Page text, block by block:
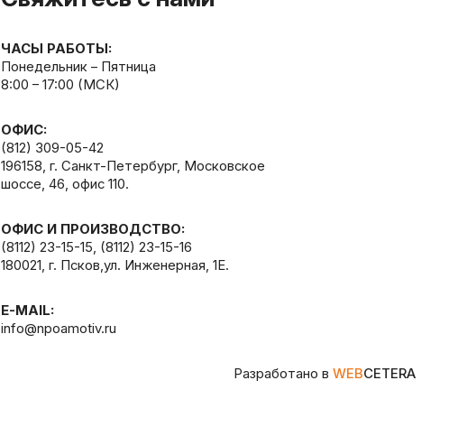
ЧАСЫ РАБОТЫ:
Понедельник – Пятница
8:00 – 17:00 (МСК)
ОФИС:
(812) 309-05-42
196158, г. Санкт-Петербург, Московское
шоссе, 46, офис 110.
ОФИС И ПРОИЗВОДСТВО:
(8112) 23-15-15, (8112) 23-15-16
180021, г. Псков,ул. Инженерная, 1Е.
E-MAIL:
info@npoamotiv.ru
Разработано в WEBCETERA